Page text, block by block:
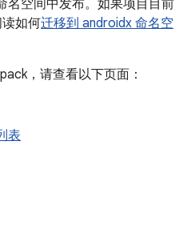
名空间中发布。如果项目目前
如何迁移到 androidx 命名空
，请查看以下页面：
表